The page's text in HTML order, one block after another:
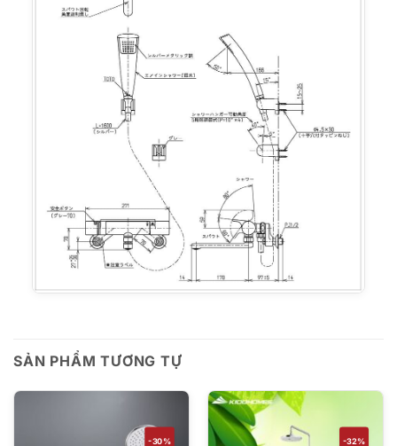
SẢN PHẨM TƯƠNG TỰ
-30% -32%